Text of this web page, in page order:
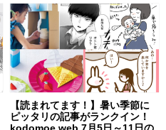
【読まれてます！】暑い季節に
ピッタリの記事がランクイン！